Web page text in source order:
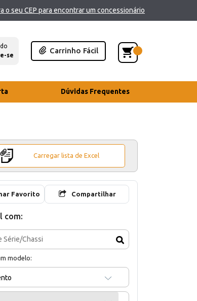
o seu CEP para encontrar um concessionário
se
Carrinho Fácil
Dúvidas Frequentes
Carregar lista de Excel
Favorito Compartilhar
com:
modelo: